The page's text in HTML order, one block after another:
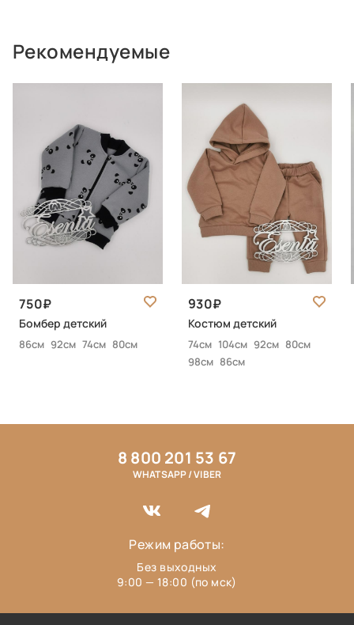
Рекомендуемые
750
Бомбер детский
86см 92см 74см 80см
930
Костюм детский
74см 104см 92см 80см
98см 86см
8 800 201 53 67
WHATSAPP / VIBER
Режим работы:
Без выходных
9:00 — 18:00 (по мск)